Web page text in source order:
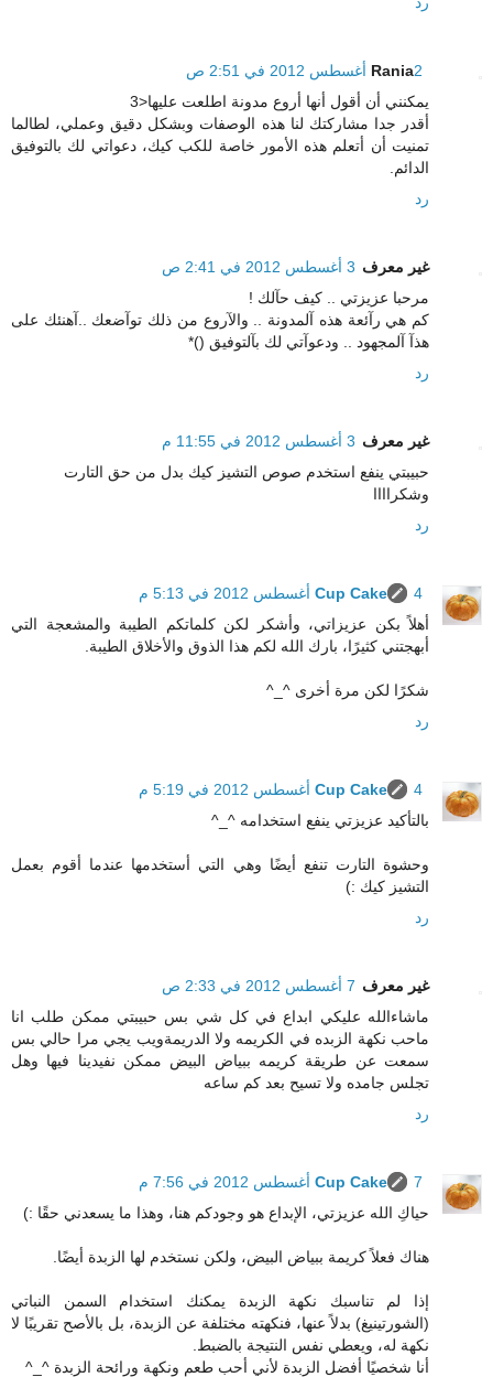
Rania2 أغسطس 2012 في 2:51 ص
يمكنني أن أقول أنها أروع مدونة اطلعت عليها<3
أقدر جدا مشاركتك لنا هذه الوصفات وبشكل دقيق وعملي، لطالما
تمنيت أن أتعلم هذه الأمور خاصة للكب كيك، دعواتي لك بالتوفيق
الدائم.
رد
غير معرف 3 أغسطس 2012 في 2:41 ص
مرحبا عزيزتي .. كيف حآلك !
كم هي رآئعة هذه آلمدونة .. والآروع من ذلك توآضعك ..آهنئك على
هذآ آلمجهود .. ودعوآتي لك بآلتوفيق ()*
رد
غير معرف 3 أغسطس 2012 في 11:55 م
حبيبتي ينفع استخدم صوص التشيز كيك بدل من حق التارت
وشكراااا
رد
Cup Cake
4 أغسطس 2012 في 5:13 م
أهلاً بكن عزيزاتي، وأشكر لكن كلماتكم الطيبة والمشعجة التي
أبهجتني كثيرًا، بارك الله لكم هذا الذوق والأخلاق الطيبة.
شكرًا لكن مرة أخرى ^_^
رد
Cup Cake
4 أغسطس 2012 في 5:19 م
بالتأكيد عزيزتي ينفع استخدامه ^_^
وحشوة التارت تنفع أيضًا وهي التي أستخدمها عندما أقوم بعمل
التشيز كيك :)
رد
غير معرف 7 أغسطس 2012 في 2:33 ص
ماشاءالله عليكي ابداع في كل شي بس حبيبتي ممكن طلب انا
ماحب نكهة الزبده في الكريمه ولا الدريمةويب يجي مرا حالي بس
سمعت عن طريقة كريمه ببياض البيض ممكن نفيدينا فيها وهل
تجلس جامده ولا تسيح بعد كم ساعه
رد
Cup Cake
7 أغسطس 2012 في 7:56 م
حياكِ الله عزيزتي، الإبداع هو وجودكم هنا، وهذا ما يسعدني حقًا :)
هناك فعلاً كريمة ببياض البيض، ولكن نستخدم لها الزبدة أيضًا.
إذا لم تناسبك نكهة الزبدة يمكنك استخدام السمن النباتي
(الشورتينيغ) بدلاً عنها، فنكهته مختلفة عن الزبدة، بل بالأصح تقريبًا لا
نكهة له، ويعطي نفس النتيجة بالضبط.
أنا شخصيًا أفضل الزبدة لأني أحب طعم ونكهة ورائحة الزبدة ^_^